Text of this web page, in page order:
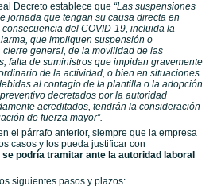
Decreto establece que “Las suspensiones
jornada que tengan su causa directa en
del COVID-19, incluida la
que impliquen suspensión o
general, de la movilidad de las
falta de suministros que impidan gravemente
de la actividad, o bien en situaciones
al contagio de la plantilla o la adopción
decretados por la autoridad
acreditados, tendrán la consideración
de fuerza mayor”.
el párrafo anterior, siempre que la empresa
casos y los pueda justificar con
se podría tramitar ante la autoridad laboral
.
siguientes pasos y plazos: